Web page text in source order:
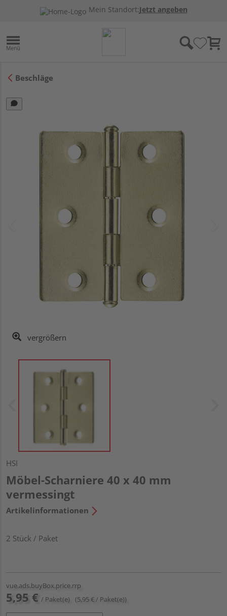
Mein Standort:Jetzt angeben
Beschläge
vergrößern
HSI
Möbel-Scharniere 40 x 40 mm
vermessingt
Artikelinformationen
2 Stück / Paket
vue.ads.buyBox.price.rrp
5,95 € / Paket(e) (5,95 € / Paket(e))